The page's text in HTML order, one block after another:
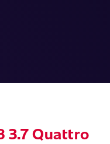
3.7 Quattro